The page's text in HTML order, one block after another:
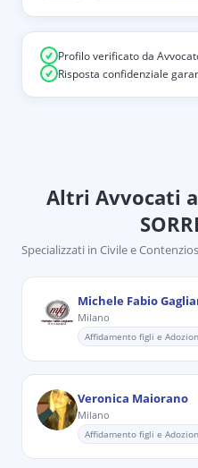
Profilo verificato da
Risposta confidenziale
Altri Avvocati
Specializzati in Civile e
Michele Fabio
Milano
Affidamento figli e
Veronica Maiorano
Milano
Affidamento figli e